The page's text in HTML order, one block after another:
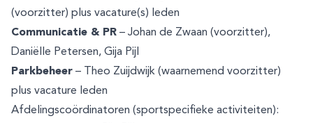
(voorzitter) plus vacature(s) leden
Communicatie & PR – Johan de Zwaan (voorzitter),
Daniëlle Petersen, Gija Pijl
Parkbeheer – Theo Zuijdwijk (waarnemend voorzitter)
plus vacature leden
Afdelingscoördinatoren (sportspecifieke activiteiten):